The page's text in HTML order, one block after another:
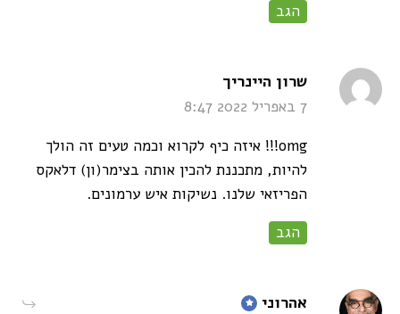
הגב
שרון היינריך
7 באפריל 2022 8:47
omg!!! איזה כיף לקרוא וכמה טעים זה הולך
להיות, מתכננת להכין אותה בצימר(ון) דלאקס
הפריזאי שלנו. נשיקות איש ערמונים.
הגב
אהרוני says: